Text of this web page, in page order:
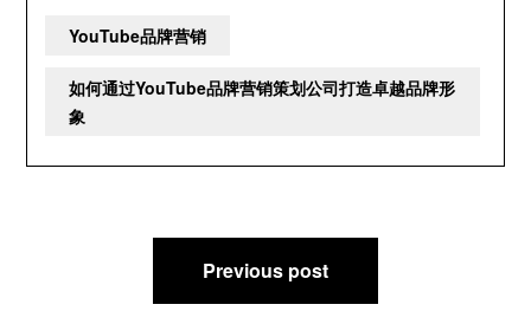
YouTube品牌营销
如何通过YouTube品牌营销策划公司打造卓越品牌形
象
Previous post